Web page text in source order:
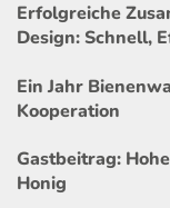
Erfolgreiche
Design: Schnell,
Ein Jahr
Kooperation
Gastbeitrag:
Honig